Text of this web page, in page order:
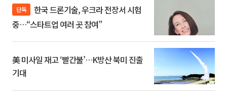
단독
중…“스타트업 여러 곳 참여”
美 미사일 재고 ‘빨간불’…K방산 북미 진출
기대